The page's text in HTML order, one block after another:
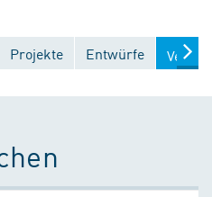
Projekte Entwürfe